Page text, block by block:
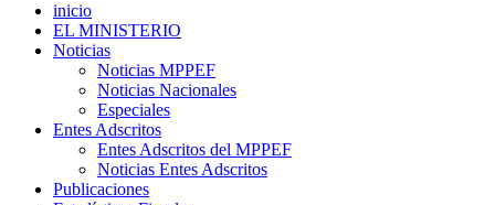
inicio
EL MINISTERIO
Noticias
Noticias MPPEF
Noticias Nacionales
Especiales
Entes Adscritos
Entes Adscritos del MPPEF
Noticias Entes Adscritos
Publicaciones